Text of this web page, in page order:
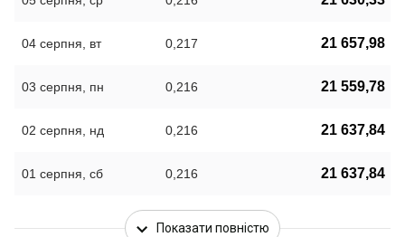
04 серпня, вт 0,217 21 657,98
03 серпня, пн 0,216 21 559,78
02 серпня, нд 0,216 21 637,84
01 серпня, сб 0,216 21 637,84
Показати повністю